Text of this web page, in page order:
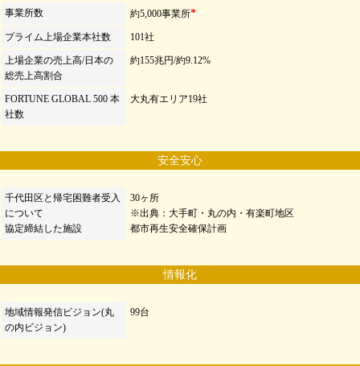
事業所数 約5,000事業所*
プライム上場企業本社数 101社
上場企業の売上高/日本の
総売上高割合
約155兆円/約9.12%
FORTUNE GLOBAL 500 本
社数
大丸有エリア19社
安全安心
千代田区と帰宅困難者受入
について
協定締結した施設
30ヶ所
※出典：大手町・丸の内・有楽町地区
都市再生安全確保計画
情報化
地域情報発信ビジョン(丸
の内ビジョン)
99台